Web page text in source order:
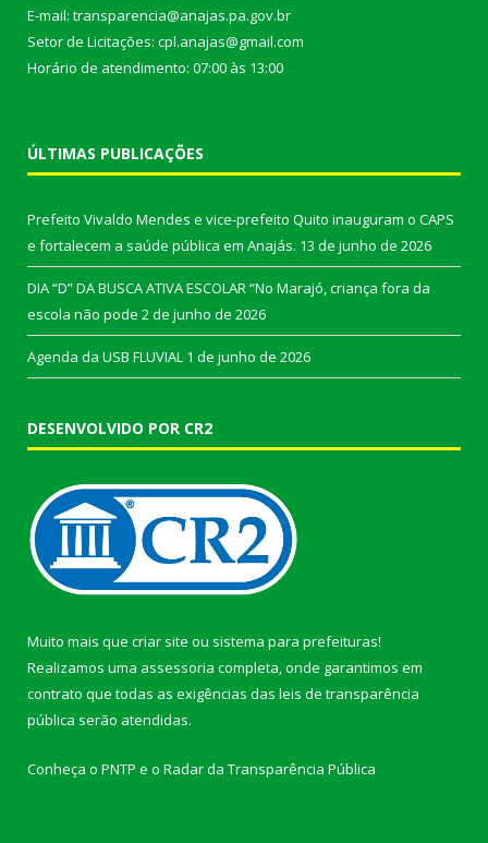
E-mail: transparencia@anajas.pa.gov.br
Setor de Licitações: cpl.anajas@gmail.com
Horário de atendimento: 07:00 às 13:00
ÚLTIMAS PUBLICAÇÕES
Prefeito Vivaldo Mendes e vice-prefeito Quito inauguram o CAPS
e fortalecem a saúde pública em Anajás. 13 de junho de 2026
DIA “D” DA BUSCA ATIVA ESCOLAR “No Marajó, criança fora da
escola não pode 2 de junho de 2026
Agenda da USB FLUVIAL 1 de junho de 2026
DESENVOLVIDO POR CR2
Muito mais que criar site ou sistema para prefeituras!
Realizamos uma assessoria completa, onde garantimos em
contrato que todas as exigências das leis de transparência
pública serão atendidas.
Conheça o PNTP e o Radar da Transparência Pública